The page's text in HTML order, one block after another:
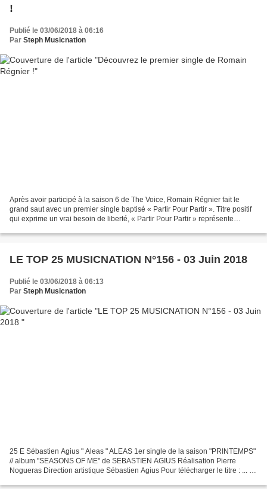
!
Publié le 03/06/2018 à 06:16
Par Steph Musicnation
Après avoir participé à la saison 6 de The Voice, Romain Régnier fait le
grand saut avec un premier single baptisé « Partir Pour Partir ». Titre positif
qui exprime un vrai besoin de liberté, « Partir Pour Partir » représente
LE TOP 25 MUSICNATION N°156 - 03 Juin 2018
Publié le 03/06/2018 à 06:13
Par Steph Musicnation
25 E Sébastien Agius " Aleas " ALEAS 1er single de la saison "PRINTEMPS"
// album "SEASONS OF ME" de SEBASTIEN AGIUS Réalisation Pierre
Nogueras Direction artistique Sébastien Agius Pour télécharger le titre : ... 24